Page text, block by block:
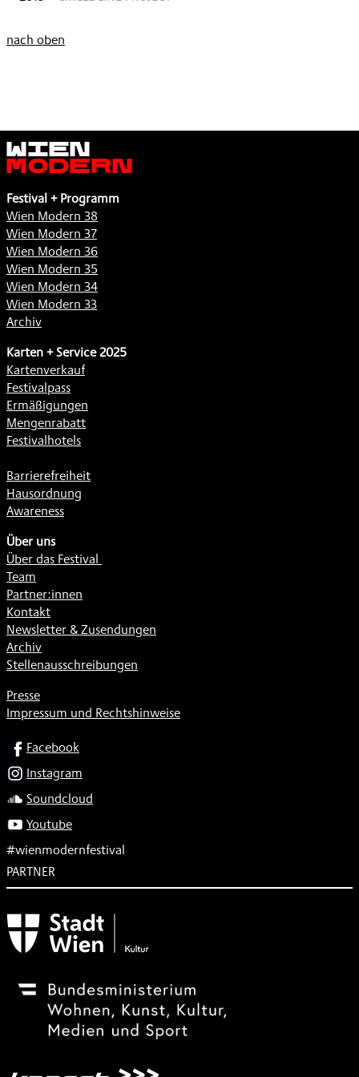
nach oben
Wien
Modern
Festival + Programm
Wien Modern 38
Wien Modern 37
Wien Modern 36
Wien Modern 35
Wien Modern 34
Wien Modern 33
Archiv
Karten + Service 2025
Kartenverkauf
Festivalpass
Ermäßigungen
Mengenrabatt
Festivalhotels
Barrierefreiheit
Hausordnung
Awareness
Über uns
Über das Festival
Team
Partner:innen
Kontakt
Newsletter & Zusendungen
Archiv
Stellenausschreibungen
Presse
Impressum und Rechtshinweise
SOCIALFacebook
Instagram
Soundcloud
Youtube
#wienmodernfestival
PARTNER
Subventionsgeber